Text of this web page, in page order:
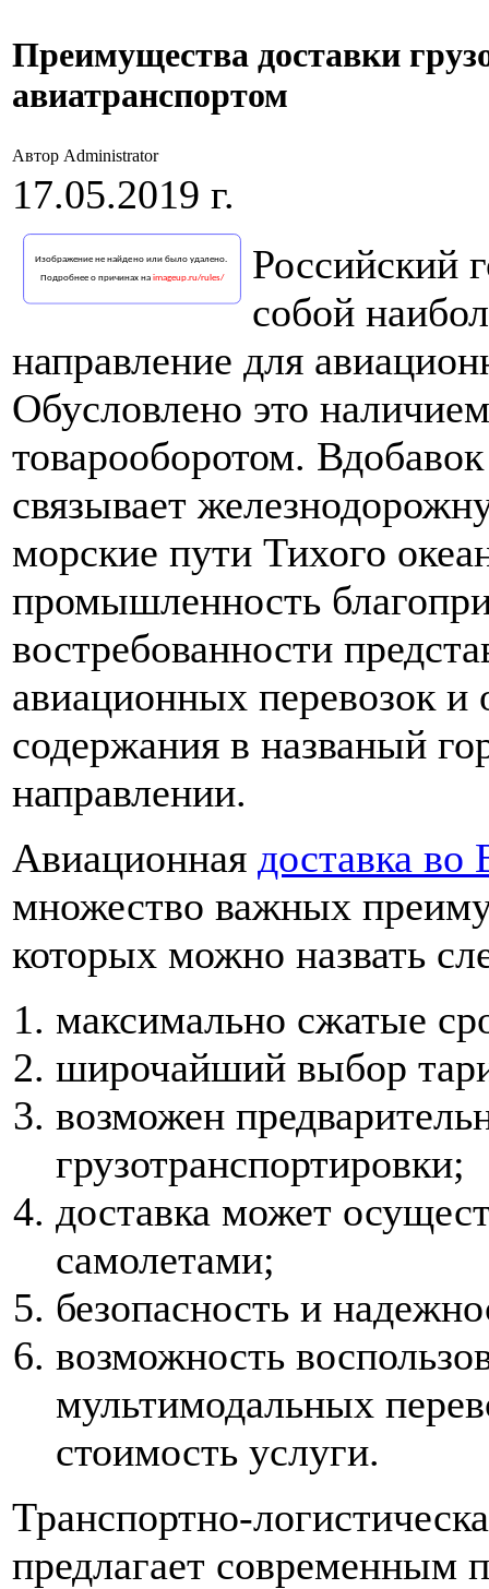
Преимущества доставки
авиатранспортом
Автор Administrator
17.05.2019 г.
Российский
собой
направление для
Обусловлено это
товарооборотом.
связывает
морские пути Тихого
промышленность
востребованности
авиационных перевозок и
содержания в названый
направлении.
Авиационная доставка во
множество важных
которых можно назвать
максимально сжатые
широчайший выбор
возможен
грузотранспортировки;
доставка может
самолетами;
безопасность и
возможность
мультимодальных
стоимость услуги.
Транспортно-
предлагает современным